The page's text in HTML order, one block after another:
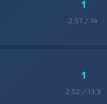
1
2,57 / 14
1
2,52 / 13,9